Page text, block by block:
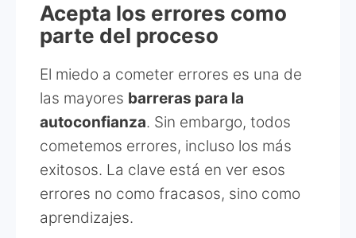
Acepta los errores como
parte del proceso
El miedo a cometer errores es una de
las mayores barreras para la
autoconfianza. Sin embargo, todos
cometemos errores, incluso los más
exitosos. La clave está en ver esos
errores no como fracasos, sino como
aprendizajes.